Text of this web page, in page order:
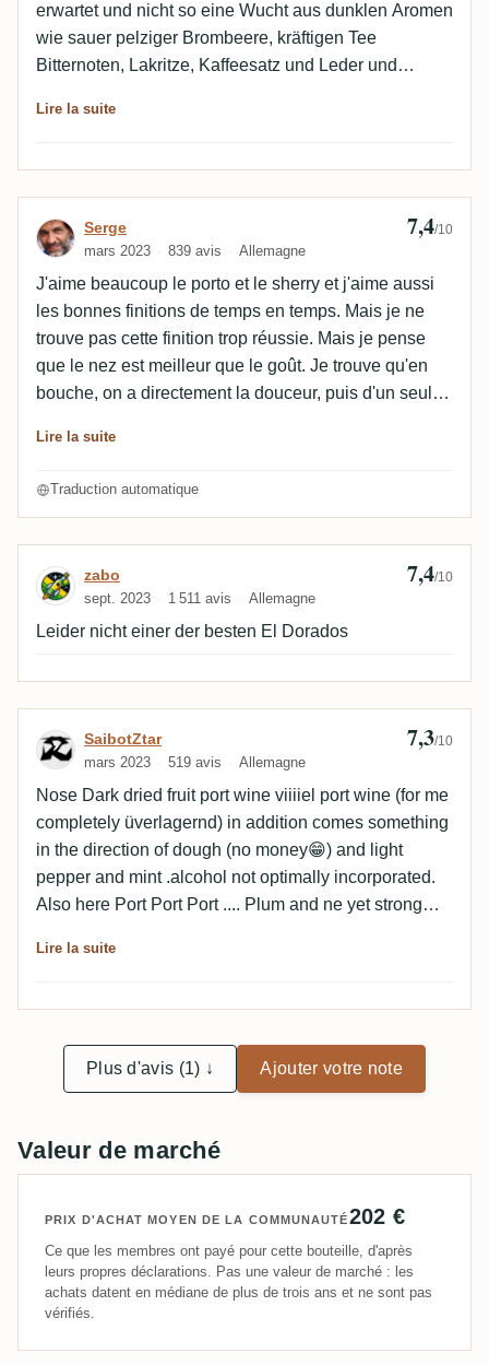
erwartet und nicht so eine Wucht aus dunklen Aromen
wie sauer pelziger Brombeere, kräftigen Tee
Bitternoten, Lakritze, Kaffeesatz und Leder und
Textur die ewig am Gaumen hängen bleibt. Insgesamt
Recht mein Fall. Ich gebe auch zabo mit dem Duft
nach Knete Recht, sehr irritierend!😆
Lire la suite
Avis de Serge
Serge
mars 2023 839 avis Allemagne
7,4/10
J'aime beaucoup le porto et le sherry et j'aime aussi
les bonnes finitions de temps en temps. Mais je ne
trouve pas cette finition trop réussie. Mais je pense
que le nez est meilleur que le goût. Je trouve qu'en
bouche, on a directement la douceur, puis d'un seul
au contraste, elle semble plus forte qu'elle ne l'est en
plutôt noyés.
Lire la suite
Traduction automatique
Avis de zabo
zabo
sept. 2023 1 511 avis Allemagne
7,4/10
Leider nicht einer der besten El Dorados
Avis de SaibotZtar
SaibotZtar
mars 2023 519 avis Allemagne
7,3/10
Nose Dark dried fruit port wine viiiiel port wine (for me
completely üverlagernd) in addition comes something
in the direction of dough (no money😁) and light
pepper and mint .alcohol not optimally incorporated.
Also here Port Port Port .... Plum and ne yet strong
bitter.All in all not really something I would buy ...
mentioning.
Lire la suite
Plus d'avis (1) ↓ Ajouter votre note
Valeur de marché
PRIX D'ACHAT MOYEN DE LA COMMUNAUTÉ202 €
Ce que les membres ont payé pour cette bouteille, d'après
leurs propres déclarations. Pas une valeur de marché : les
achats datent en médiane de plus de trois ans et ne sont pas
vérifiés.